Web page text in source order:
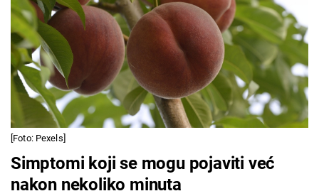
[Foto: Pexels]
Simptomi koji se mogu pojaviti već
nakon nekoliko minuta